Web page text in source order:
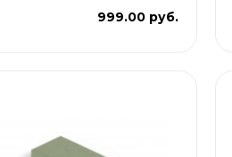
999.00 руб.